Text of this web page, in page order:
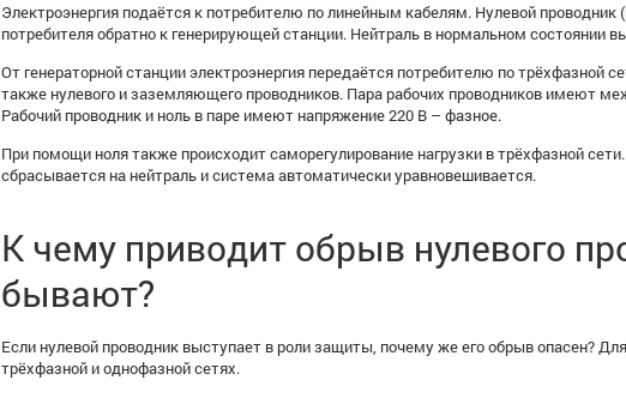
Электроэнергия подаётся к потребителю по линейным кабелям. Нулевой проводник
потребителя обратно к генерирующей станции. Нейтраль в нормальном состоянии
От генераторной станции электроэнергия передаётся потребителю по трёхфазной
также нулевого и заземляющего проводников. Пара рабочих проводников имеют
Рабочий проводник и ноль в паре имеют напряжение 220 В – фазное.
При помощи ноля также происходит саморегулирование нагрузки в трёхфазной
сбрасывается на нейтраль и система автоматически уравновешивается.
К чему приводит обрыв нулевого
бывают?
Если нулевой проводник выступает в роли защиты, почему же его обрыв опасен?
трёхфазной и однофазной сетях.